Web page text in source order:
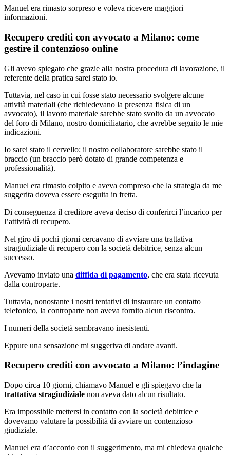
Manuel era rimasto sorpreso e voleva ricevere maggiori
informazioni.
Recupero crediti con avvocato a Milano: come
gestire il contenzioso online
Gli avevo spiegato che grazie alla nostra procedura di lavorazione, il
referente della pratica sarei stato io.
Tuttavia, nel caso in cui fosse stato necessario svolgere alcune
attività materiali (che richiedevano la presenza fisica di un
avvocato), il lavoro materiale sarebbe stato svolto da un avvocato
del foro di Milano, nostro domiciliatario, che avrebbe seguito le mie
indicazioni.
Io sarei stato il cervello: il nostro collaboratore sarebbe stato il
braccio (un braccio però dotato di grande competenza e
professionalità).
Manuel era rimasto colpito e aveva compreso che la strategia da me
suggerita doveva essere eseguita in fretta.
Di conseguenza il creditore aveva deciso di conferirci l’incarico per
l’attività di recupero.
Nel giro di pochi giorni cercavano di avviare una trattativa
stragiudiziale di recupero con la società debitrice, senza alcun
successo.
Avevamo inviato una diffida di pagamento, che era stata ricevuta
dalla controparte.
Tuttavia, nonostante i nostri tentativi di instaurare un contatto
telefonico, la controparte non aveva fornito alcun riscontro.
I numeri della società sembravano inesistenti.
Eppure una sensazione mi suggeriva di andare avanti.
Recupero crediti con avvocato a Milano: l’indagine
Dopo circa 10 giorni, chiamavo Manuel e gli spiegavo che la
trattativa stragiudiziale non aveva dato alcun risultato.
Era impossibile mettersi in contatto con la società debitrice e
dovevamo valutare la possibilità di avviare un contenzioso
giudiziale.
Manuel era d’accordo con il suggerimento, ma mi chiedeva qualche